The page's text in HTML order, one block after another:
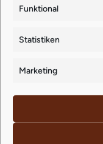
Funktional
Statistiken
Marketing